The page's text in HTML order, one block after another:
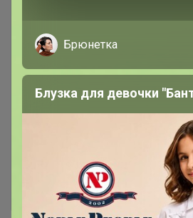
Брюнетка
Блузка для девочки